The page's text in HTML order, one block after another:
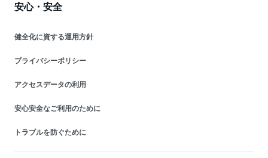
安心・安全
健全化に資する運用方針
プライバシーポリシー
アクセスデータの利用
安心安全なご利用のために
トラブルを防ぐために